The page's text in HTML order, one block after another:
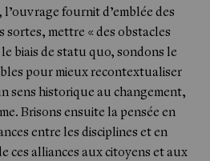
fournit d’emblée des
sortes, mettre « des obstacles
biais de statu quo, sondons le
pour mieux recontextualiser
sens historique au changement,
Brisons ensuite la pensée en
entre les disciplines et en
ces alliances aux citoyens et aux